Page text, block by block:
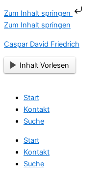
Zum Inhalt springen
Zum Inhalt springen
Caspar David Friedrich
Inhalt Vorlesen
Start
Kontakt
Suche
Start
Kontakt
Suche